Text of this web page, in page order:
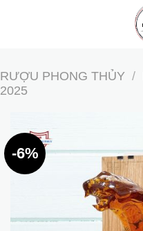
RƯỢU PHONG THỦY /
2025
-6%